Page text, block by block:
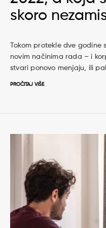
skoro
Tokom protekle dve
novim načinima rada – i
stvari ponovo menjaju, ili
PROČITAJ VIŠE